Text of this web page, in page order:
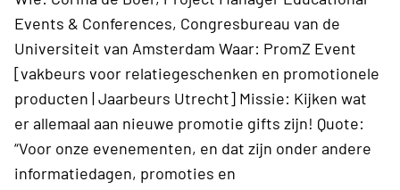
Events & Conferences, Congresbureau van de
Universiteit van Amsterdam Waar: PromZ Event
[vakbeurs voor relatiegeschenken en promotionele
producten | Jaarbeurs Utrecht] Missie: Kijken wat
er allemaal aan nieuwe promotie gifts zijn! Quote:
“Voor onze evenementen, en dat zijn onder andere
informatiedagen, promoties en